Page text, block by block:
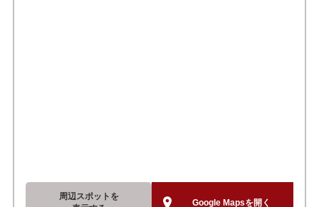
周辺スポットを
Google Mapsを開く